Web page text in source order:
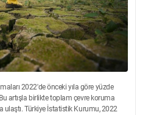
2022'de önceki yıla göre yüzde
artışla birlikte toplam çevre koruma
ulaştı. Türkiye İstatistik Kurumu, 2022